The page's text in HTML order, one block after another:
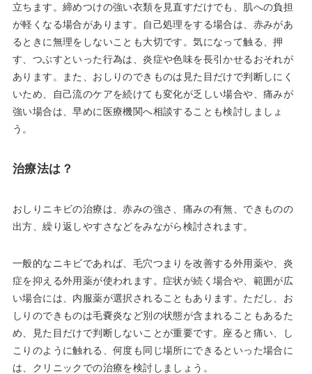
立ちます。締めつけの強い衣類を見直すだけでも、肌への負担
が軽くなる場合があります。自己処理をする場合は、赤みがあ
るときに無理をしないことも大切です。気になって触る、押
す、つぶすといった行為は、炎症や色味を長引かせるおそれが
あります。また、おしりのできものは見た目だけで判断しにく
いため、自己流のケアを続けても変化が乏しい場合や、痛みが
強い場合は、早めに医療機関へ相談することも検討しましょ
う。
治療法は？
おしりニキビの治療は、赤みの強さ、痛みの有無、できものの
出方、繰り返しやすさなどをみながら検討されます。
一般的なニキビであれば、毛穴つまりを改善する外用薬や、炎
症を抑える外用薬が使われます。症状が続く場合や、範囲が広
い場合には、内服薬が選択されることもあります。ただし、お
しりのできものは毛嚢炎など別の状態が含まれることもあるた
め、見た目だけで判断しないことが重要です。座ると痛い、し
こりのように触れる、何度も同じ場所にできるといった場合に
は、クリニックでの治療を検討しましょう。